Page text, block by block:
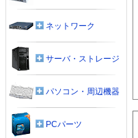
ネットワーク
サーバ・ストレージ
パソコン・周辺機器
PCパーツ